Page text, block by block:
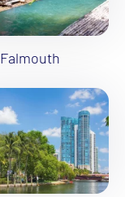
Falmouth